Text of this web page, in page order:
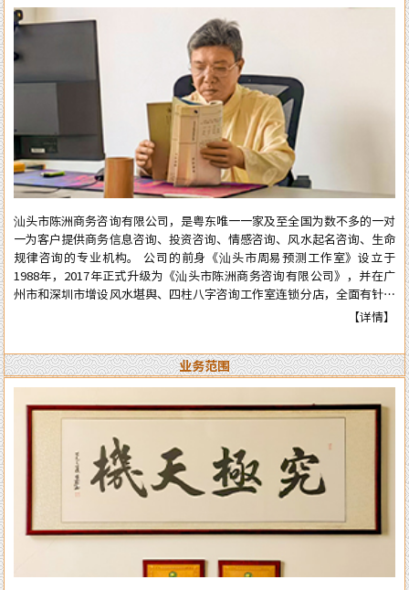
汕头市陈洲商务咨询有限公司，是粤东唯一一家及至全国为数不多的一对
一为客户提供商务信息咨询、投资咨询、情感咨询、风水起名咨询、生命
规律咨询的专业机构。 公司的前身《汕头市周易预测工作室》设立于
1988年，2017年正式升级为《汕头市陈洲商务咨询有限公司》，并在广
州市和深圳市增设风水堪舆、四柱八字咨询工作室连锁分店，全面有针对
性地为在广州市和深圳市工作、生活的广大广州、深圳客户提供咨询服
可信。近四十年来深得众多新老客户的高度好评和信任。 陈洲先生是三
十年前在汕头市与张克明、胡玉尺名老先生齐名的老牌预测师、风水师。
几十年来专业于四柱八字的预测、周易六爻占卜、风水堪舆调理，各种喜
庆择吉等。一生以直言敢断的风格，从不虚言巧语的业德而深受广大各界
人士的高度好评和信赖。时间能证明实力，陈洲先生能够三十多年从业至
今，口碑越来越好，客户越来越多，可想而知陈洲先生的学术修为的高深
程度！ 陈洲先生研究运用易学近四十年、学术上:理论基础高深，博取众
家之长，经验丰富、见解独到、业德高尚。 本公司网站对外服务项目，
全部真人实体进行预测与操作，服务质量绝对精准实用。详情了解可拔打
电话或加微信：13750405850（微信同号），进行咨询了解。
【详情】
业务范围